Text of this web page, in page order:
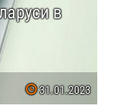
в
31.01.2023